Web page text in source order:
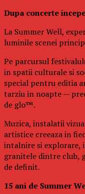
Dupa concerte
La Summer Well,
luminile scenei
Pe parcursul
in spatii culturale si
special pentru editia
tarziu in noapte —
de glo™.
Muzica, instalatii
artistice creeaza in
intalnire si explorare,
granitele dintre club,
de definit.
15 ani de Summer